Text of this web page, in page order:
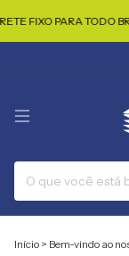
FIXO PARA TODO
Início > Bem-vindo ao